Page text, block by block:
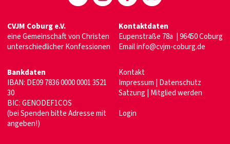
CVJM Coburg e.V.
eine Gemeinschaft von Christen
unterschiedlicher Konfessionen
Kontaktdaten
Eupenstraße 78a | 96450 Coburg
Emailinfo@cvjm-coburg.de
Bankdaten
IBAN: DE09 7836 0000 0001 3521
30
BIC: GENODEF1COS
(bei Spenden bitte Adresse mit
angeben!)
Kontakt
Impressum | Datenschutz
Satzung | Mitglied werden
Login